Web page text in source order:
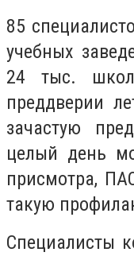
85
учебных
24 тыс.
преддверии
зачастую
целый день
присмотра,
такую
Специалисты